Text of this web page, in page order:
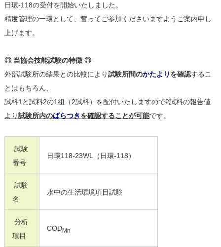
日環-118の受付を開始いたしました。
精度管理の一環として、奮ってご参加くださいますようご案内申し
上げます。
◎ 当協会技能試験の特徴 ◎
外部試験所の結果との比較により試験所間のかたより を確認するこ
とはもちろん、
試料1と試料2の1組（2試料）を配付いたしますので2試料の報告値
より試験所内のばらつきを確認することが可能です。
試験
番号
日環118-23WL（日環-118）
試験
名
水中の生活環境項目試験
分析
項目
CODMn